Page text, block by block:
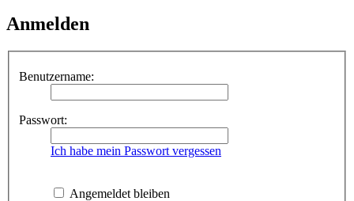
Anmelden
Benutzername:
Passwort:
Ich habe mein Passwort vergessen
Angemeldet bleiben